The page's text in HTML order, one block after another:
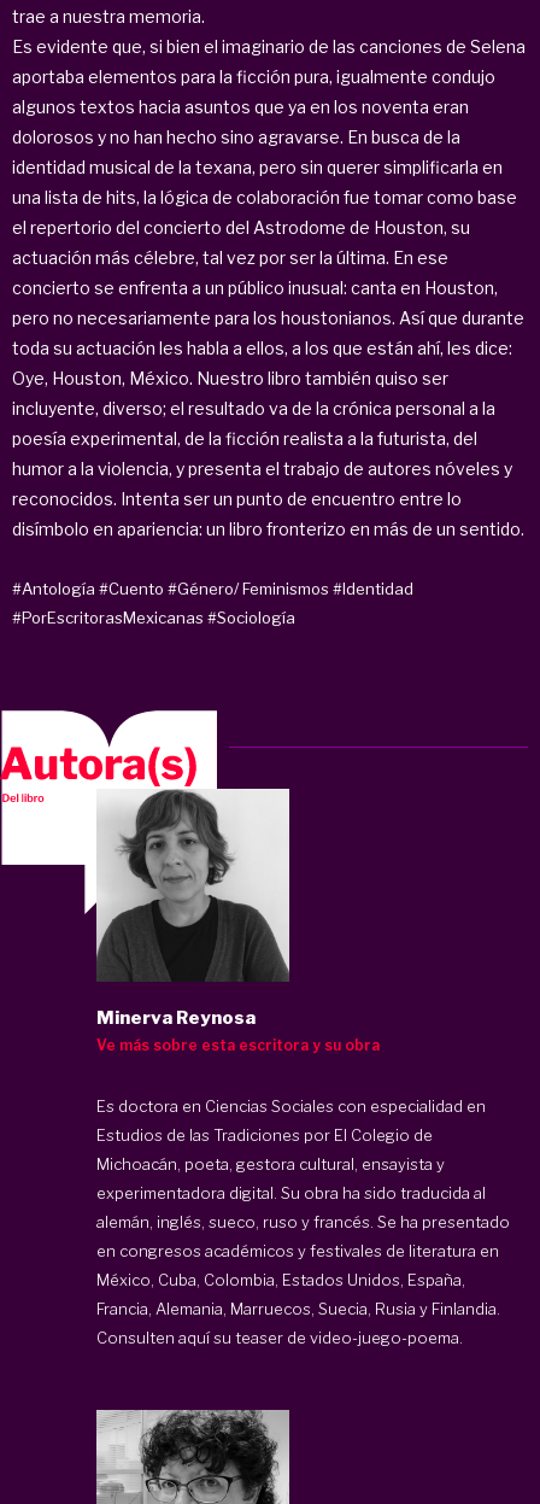
trae a nuestra memoria.
Es evidente que, si bien el imaginario de las canciones de Selena
aportaba elementos para la ficción pura, igualmente condujo
algunos textos hacia asuntos que ya en los noventa eran
dolorosos y no han hecho sino agravarse. En busca de la
identidad musical de la texana, pero sin querer simplificarla en
una lista de hits, la lógica de colaboración fue tomar como base
el repertorio del concierto del Astrodome de Houston, su
actuación más célebre, tal vez por ser la última. En ese
concierto se enfrenta a un público inusual: canta en Houston,
pero no necesariamente para los houstonianos. Así que durante
toda su actuación les habla a ellos, a los que están ahí, les dice:
Oye, Houston, México. Nuestro libro también quiso ser
incluyente, diverso; el resultado va de la crónica personal a la
poesía experimental, de la ficción realista a la futurista, del
humor a la violencia, y presenta el trabajo de autores nóveles y
reconocidos. Intenta ser un punto de encuentro entre lo
disímbolo en apariencia: un libro fronterizo en más de un sentido.
#Antología #Cuento #Género/ Feminismos #Identidad
#PorEscritorasMexicanas #Sociología
Minerva Reynosa
Ve más sobre esta escritora y su obra
Es doctora en Ciencias Sociales con especialidad en
Estudios de las Tradiciones por El Colegio de
Michoacán, poeta, gestora cultural, ensayista y
experimentadora digital. Su obra ha sido traducida al
alemán, inglés, sueco, ruso y francés. Se ha presentado
en congresos académicos y festivales de literatura en
México, Cuba, Colombia, Estados Unidos, España,
Francia, Alemania, Marruecos, Suecia, Rusia y Finlandia.
Consulten aquísu teaser de video-juego-poema.